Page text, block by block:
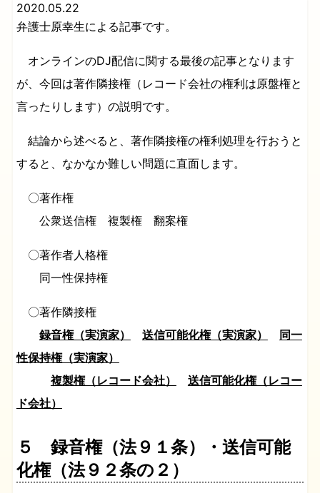
2020.05.22
弁護士原幸生による記事です。
オンラインのDJ配信に関する最後の記事となります
が、今回は著作隣接権（レコード会社の権利は原盤権と
言ったりします）の説明です。
結論から述べると、著作隣接権の権利処理を行おうと
すると、なかなか難しい問題に直面します。
〇著作権
公衆送信権 複製権 翻案権
〇著作者人格権
同一性保持権
〇著作隣接権
録音権（実演家）
送信可能化権（実演家）
同一
性保持権（実演家）
複製権（レコード会社）
送信可能化権（レコー
ド会社）
５ 録音権（法９１条）・送信可能
化権（法９２条の２）